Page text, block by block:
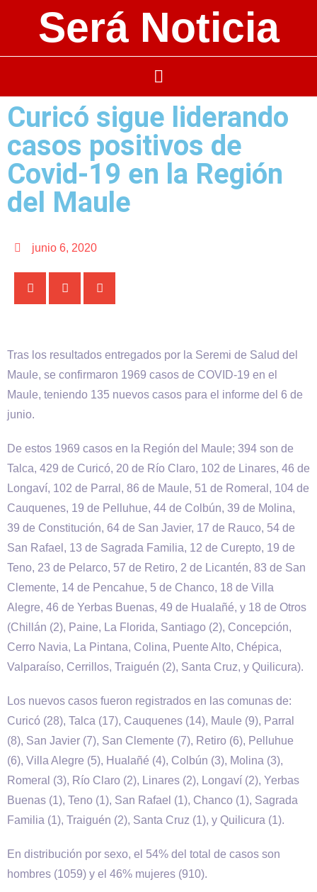
Será Noticia
Curicó sigue liderando
casos positivos de
Covid-19 en la Región
del Maule
junio 6, 2020
Tras los resultados entregados por la Seremi de Salud del
Maule, se confirmaron 1969 casos de COVID-19 en el
Maule, teniendo 135 nuevos casos para el informe del 6 de
junio.
De estos 1969 casos en la Región del Maule; 394 son de
Talca, 429 de Curicó, 20 de Río Claro, 102 de Linares, 46 de
Longaví, 102 de Parral, 86 de Maule, 51 de Romeral, 104 de
Cauquenes, 19 de Pelluhue, 44 de Colbún, 39 de Molina,
39 de Constitución, 64 de San Javier, 17 de Rauco, 54 de
San Rafael, 13 de Sagrada Familia, 12 de Curepto, 19 de
Teno, 23 de Pelarco, 57 de Retiro, 2 de Licantén, 83 de San
Clemente, 14 de Pencahue, 5 de Chanco, 18 de Villa
Alegre, 46 de Yerbas Buenas, 49 de Hualañé, y 18 de Otros
(Chillán (2), Paine, La Florida, Santiago (2), Concepción,
Cerro Navia, La Pintana, Colina, Puente Alto, Chépica,
Valparaíso, Cerrillos, Traiguén (2), Santa Cruz, y Quilicura).
Los nuevos casos fueron registrados en las comunas de:
Curicó (28), Talca (17), Cauquenes (14), Maule (9), Parral
(8), San Javier (7), San Clemente (7), Retiro (6), Pelluhue
(6), Villa Alegre (5), Hualañé (4), Colbún (3), Molina (3),
Romeral (3), Río Claro (2), Linares (2), Longaví (2), Yerbas
Buenas (1), Teno (1), San Rafael (1), Chanco (1), Sagrada
Familia (1), Traiguén (2), Santa Cruz (1), y Quilicura (1).
En distribución por sexo, el 54% del total de casos son
hombres (1059) y el 46% mujeres (910).